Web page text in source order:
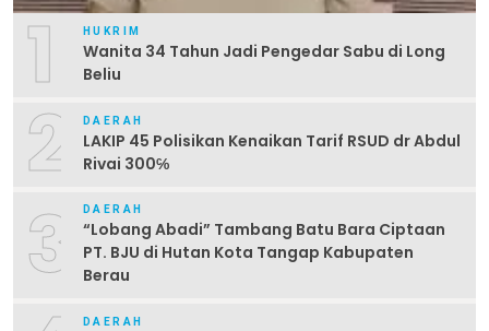
1 HUKRIM
Wanita 34 Tahun Jadi Pengedar Sabu di Long
Beliu
2 DAERAH
LAKIP 45 Polisikan Kenaikan Tarif RSUD dr Abdul
Rivai 300℅
3 DAERAH
“Lobang Abadi” Tambang Batu Bara Ciptaan
PT. BJU di Hutan Kota Tangap Kabupaten
Berau
DAERAH